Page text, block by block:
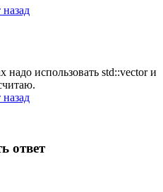
назад
надо использовать std::vector и
назад
ответ